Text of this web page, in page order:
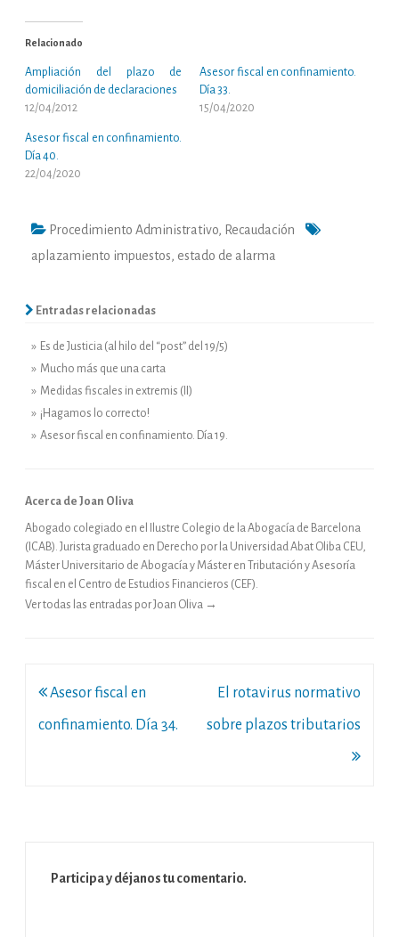
Relacionado
Ampliación del plazo de
domiciliación de declaraciones
12/04/2012
Asesor fiscal en confinamiento.
Día 33.
15/04/2020
Asesor fiscal en confinamiento.
Día 40.
22/04/2020
Procedimiento Administrativo, Recaudación
aplazamiento impuestos, estado de alarma
Entradas relacionadas
» Es de Justicia (al hilo del “post” del 19/5)
» Mucho más que una carta
» Medidas fiscales in extremis (II)
» ¡Hagamos lo correcto!
» Asesor fiscal en confinamiento. Día 19.
Acerca de Joan Oliva
Abogado colegiado en el Ilustre Colegio de la Abogacía de Barcelona
(ICAB). Jurista graduado en Derecho por la Universidad Abat Oliba CEU,
Máster Universitario de Abogacía y Máster en Tributación y Asesoría
fiscal en el Centro de Estudios Financieros (CEF).
Ver todas las entradas por Joan Oliva →
Navegación
de
Asesor fiscal en
confinamiento. Día 34.
El rotavirus normativo
sobre plazos tributarios
Participa y déjanos tu comentario.